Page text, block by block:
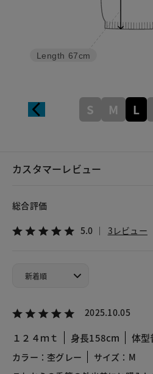
Length 67cm
S M L
カスタマーレビュー
総合評価
5.0 3レビュー
2025.10.05
１２４ｍｔ 身長158cm 体型
カラー：杢グレー
サイズ：M